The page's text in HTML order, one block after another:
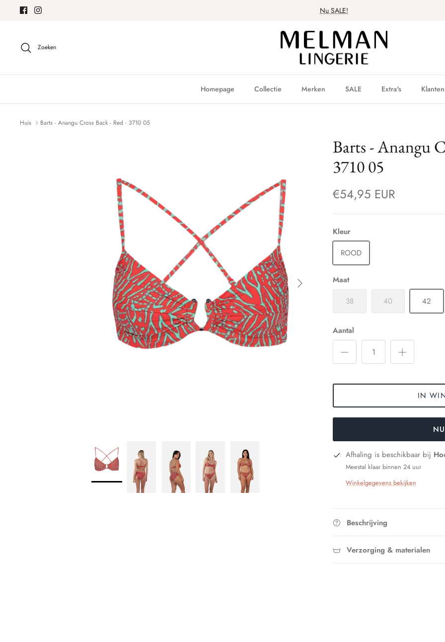
Meteen
content
Nu SALE!
Zoeken
Homepage Collectie Merken SALE Extra's
Huis Barts - Anangu Cross Back - Red - 3710 05
Barts - Anangu
3710 05
€54,95 EUR
Kleur
ROOD
Maat
38
40 42
Aantal
IN
Afhaling is beschikbaar bij
Meestal klaar binnen 24 uur
Winkelgegevens bekijken
Beschrijving
Verzorging & materialen